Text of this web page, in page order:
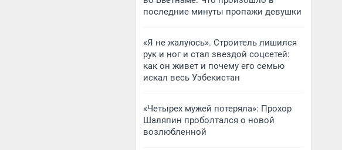
последние минуты пропажи девушки
«Я не жалуюсь». Строитель лишился
рук и ног и стал звездой соцсетей:
как он живет и почему его семью
искал весь Узбекистан
«Четырех мужей потеряла»: Прохор
Шаляпин проболтался о новой
возлюбленной